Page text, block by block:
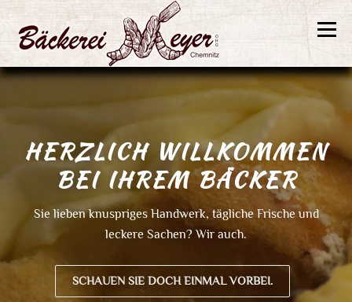
Inhalt
springen
Menü
Brotsorten Feingebäck
Konditoreiwaren Über uns Impressum
Datenschutz
HERZLICH WILLKOMMEN
BEI IHREM BÄCKER
Sie lieben knuspriges Handwerk, tägliche Frische und
leckere Sachen? Wir auch.
SCHAUEN SIE DOCH EINMAL VORBEI.